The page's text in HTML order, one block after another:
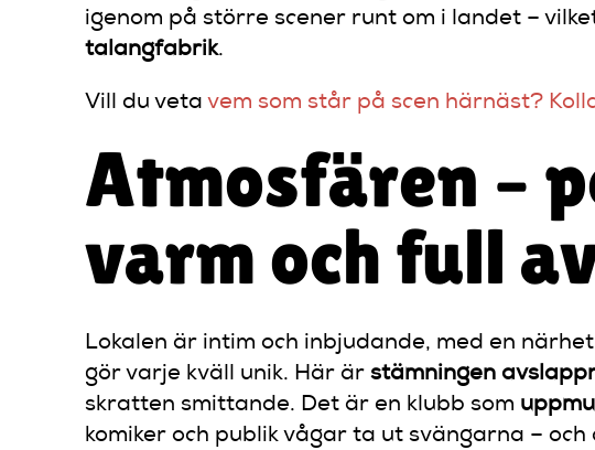
igenom på större scener runt om i landet –
talangfabrik.
Vill du veta vem som står på scen härnäst?
Atmosfären –
varm och full
Lokalen är intim och inbjudande, med en
gör varje kväll unik. Här är stämningen
skratten smittande. Det är en klubb som
komiker och publik vågar ta ut svängarna – och